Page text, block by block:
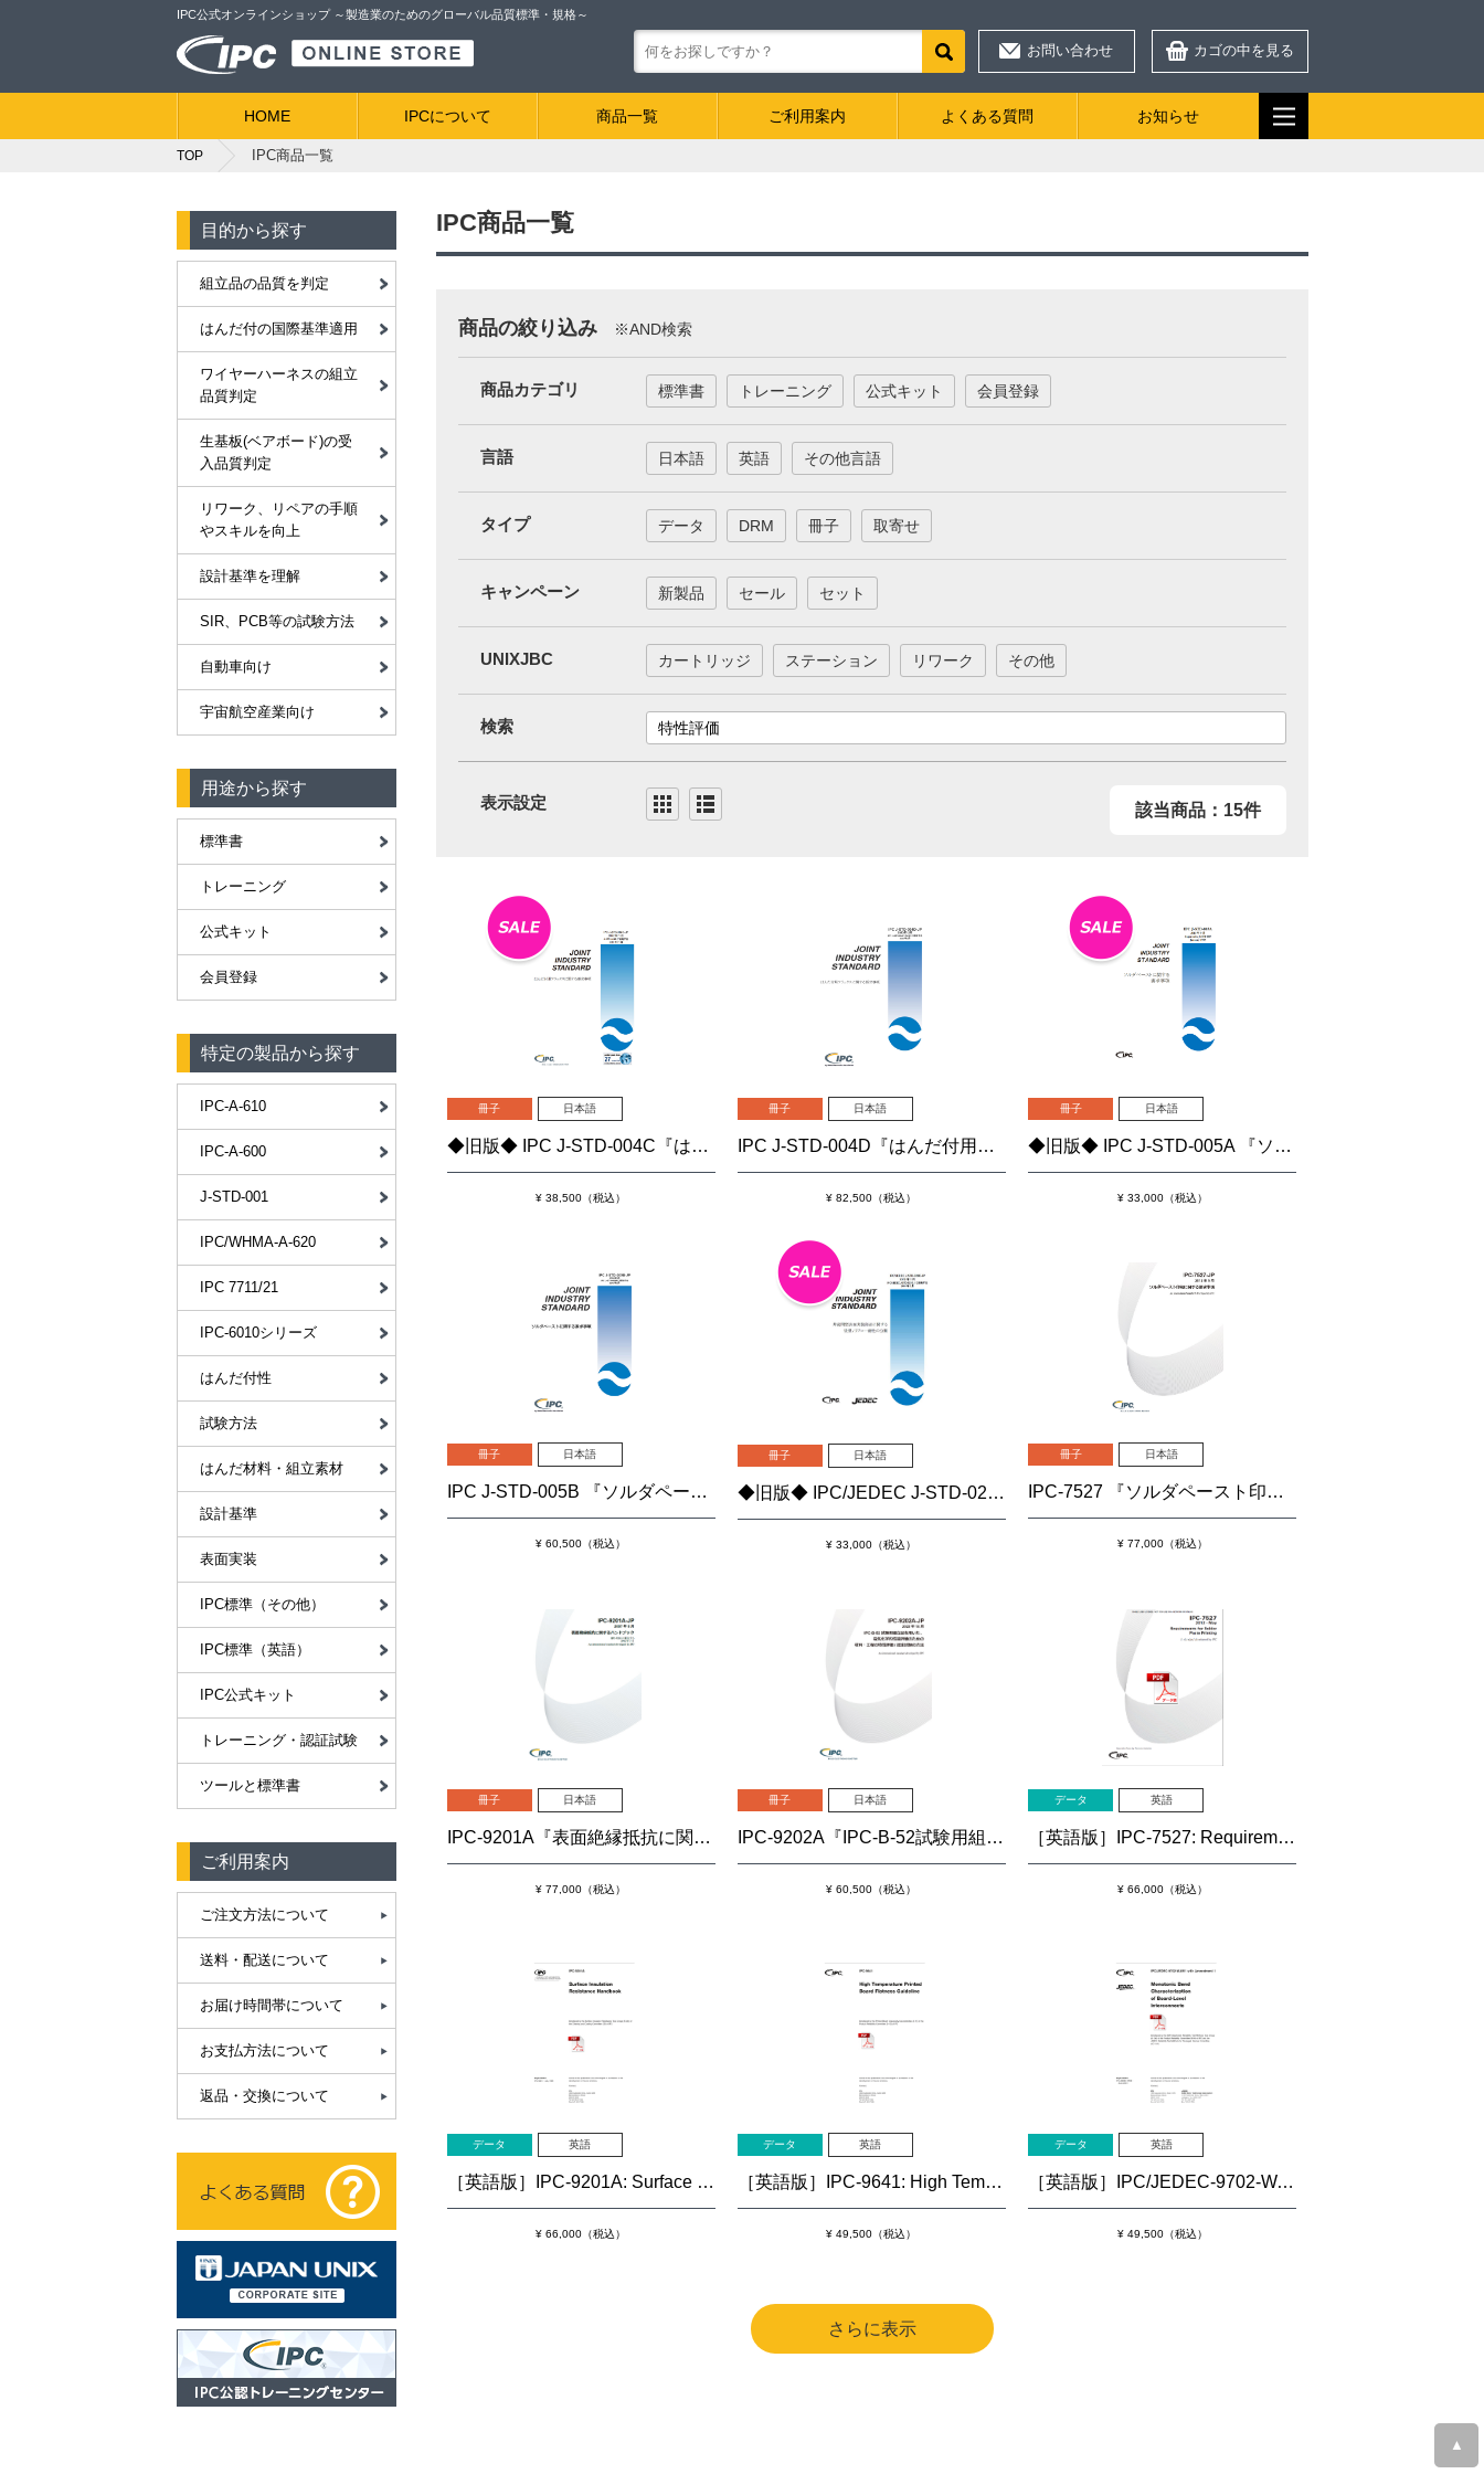
IPC公式オンラインショップ ～製造業のためのグローバル品質標準・規格～
お問い合わせ カゴの中を見る
HOME IPCについて 商品一覧 ご利用案内 よくある質問 お知らせ
TOP IPC商品一覧
IPC商品一覧
商品の絞り込み ※AND検索
商品カテゴリ 標準書 トレーニング 公式キット 会員登録
言語 日本語 英語 その他言語
タイプ データ DRM 冊子 取寄せ
キャンペーン 新製品 セール セット
UNIXJBC カートリッジ ステーション リワーク その他
検索
表示設定 該当商品：15件
冊子 日本語
◆旧版◆ IPC J-STD-004C『はんだ付用フラックスに関する要求事項』
¥ 38,500（税込）
冊子 日本語
IPC J-STD-004D『はんだ付用フラックスに関する要求事項』
¥ 82,500（税込）
冊子 日本語
◆旧版◆ IPC J-STD-005A 『ソルダペーストに関する要求事項』
¥ 33,000（税込）
冊子 日本語
IPC J-STD-005B 『ソルダペーストに関する要求事項』
¥ 60,500（税込）
冊子 日本語
◆旧版◆ IPC/JEDEC J-STD-020E『非密閉型表面実装部品に関する吸湿/リフロー耐性の分類』
¥ 33,000（税込）
冊子 日本語
IPC-7527 『ソルダペースト印刷に関する要求事項』
¥ 77,000（税込）
冊子 日本語
IPC-9201A『表面絶縁抵抗に関するハンドブック』
¥ 77,000（税込）
冊子 日本語
IPC-9202A『IPC-B-52試験用組立品を用いた、電気化学的性能評価のための材料・工程の特性評価/認定試験の方法』
¥ 60,500（税込）
データ 英語
［英語版］IPC-7527: Requirements for Solder Paste Printing
¥ 66,000（税込）
データ 英語
［英語版］IPC-9201A: Surface Insulation Resistance Handbook
¥ 66,000（税込）
データ 英語
［英語版］IPC-9641: High Temperature Printed Board Flatness Guideline
¥ 49,500（税込）
データ 英語
［英語版］IPC/JEDEC-9702-WAM1: Monotonic Bend Characterization of Board-Level Interconnects
¥ 49,500（税込）
さらに表示
目的から探す
組立品の品質を判定
はんだ付の国際基準適用
ワイヤーハーネスの組立
品質判定
生基板(ベアボード)の受
入品質判定
リワーク、リペアの手順
やスキルを向上
設計基準を理解
SIR、PCB等の試験方法
自動車向け
宇宙航空産業向け
用途から探す
標準書
トレーニング
公式キット
会員登録
特定の製品から探す
IPC-A-610
IPC-A-600
J-STD-001
IPC/WHMA-A-620
IPC 7711/21
IPC-6010シリーズ
はんだ付性
試験方法
はんだ材料・組立素材
設計基準
表面実装
IPC標準（その他）
IPC標準（英語）
IPC公式キット
トレーニング・認証試験
ツールと標準書
ご利用案内
ご注文方法について
送料・配送について
お届け時間帯について
お支払方法について
返品・交換について
▲